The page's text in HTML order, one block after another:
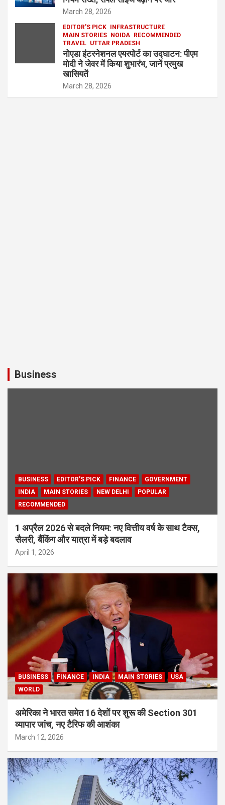
March 28, 2026
EDITOR'S PICK
INFRASTRUCTURE
MAIN STORIES
NOIDA
RECOMMENDED
TRAVEL UTTAR PRADESH
नोएडा इंटरनेशनल एयरपोर्ट का उद्घाटन: पीएम
मोदी ने जेवर में किया शुभारंभ, जानें प्रमुख
खासियतें
March 28, 2026
Business
BUSINESS EDITOR'S PICK FINANCE
GOVERNMENT
INDIA
MAIN STORIES NEW DELHI
POPULAR
RECOMMENDED
1 अप्रैल 2026 से बदले नियम: नए वित्तीय वर्ष के साथ टैक्स,
सैलरी, बैंकिंग और यात्रा में बड़े बदलाव
April 1, 2026
BUSINESS FINANCE INDIA MAIN STORIES
USA
WORLD
अमेरिका ने भारत समेत 16 देशों पर शुरू की Section 301
व्यापार जांच, नए टैरिफ की आशंका
March 12, 2026